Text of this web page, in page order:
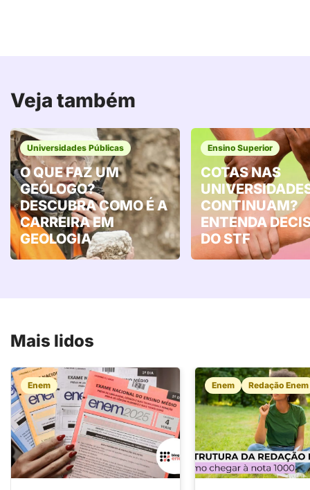
Veja também
Universidades Públicas
O QUE FAZ UM
GEÓLOGO?
DESCUBRA COMO É A
CARREIRA EM
GEOLOGIA
Ensino Superior
COTAS NAS
CONTINUAM?
ENTENDA
DO STF
Mais lidos
Enem Enem Redação Enem